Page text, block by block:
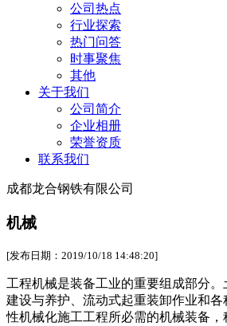
公司热点
行业探索
热门问答
时事聚焦
其他
关于我们
公司简介
企业相册
荣誉资质
联系我们
成都龙合钢铁有限公司
机械
[发布日期：2019/10/18 14:48:20]
工程机械是装备工业的重要组成部分
建设与养护、流动式起重装卸作业和
性机械化施工工程所必需的机械装备